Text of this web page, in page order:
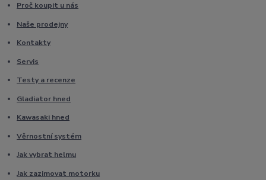
Proč koupit u nás
Naše prodejny
Kontakty
Servis
Testy a recenze
Gladiator hned
Kawasaki hned
Věrnostní systém
Jak vybrat helmu
Jak zazimovat motorku